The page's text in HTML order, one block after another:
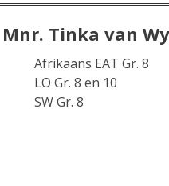
Mnr. Tinka van
Afrikaans EAT Gr. 8
LO Gr. 8 en 10
SW Gr. 8